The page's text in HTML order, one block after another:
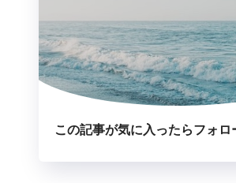
この記事が気に入ったらフォロ